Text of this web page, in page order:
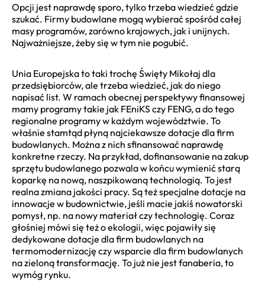
Opcji jest naprawdę sporo, tylko trzeba wiedzieć gdzie
szukać. Firmy budowlane mogą wybierać spośród całej
masy programów, zarówno krajowych, jak i unijnych.
Najważniejsze, żeby się w tym nie pogubić.
Unia Europejska to taki trochę Święty Mikołaj dla
przedsiębiorców, ale trzeba wiedzieć, jak do niego
napisać list. W ramach obecnej perspektywy finansowej
mamy programy takie jak FEniKS czy FENG, a do tego
regionalne programy w każdym województwie. To
właśnie stamtąd płyną najciekawsze dotacje dla firm
budowlanych. Można z nich sfinansować naprawdę
konkretne rzeczy. Na przykład, dofinansowanie na zakup
sprzętu budowlanego pozwala w końcu wymienić starą
koparkę na nową, naszpikowaną technologią. To jest
realna zmiana jakości pracy. Są też specjalne dotacje na
innowacje w budownictwie, jeśli macie jakiś nowatorski
pomysł, np. na nowy materiał czy technologię. Coraz
głośniej mówi się też o ekologii, więc pojawiły się
dedykowane dotacje dla firm budowlanych na
termomodernizację czy wsparcie dla firm budowlanych
na zieloną transformację. To już nie jest fanaberia, to
wymóg rynku.